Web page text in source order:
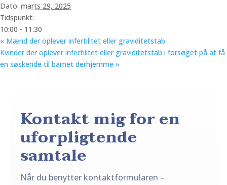
Dato: marts 29, 2025
Tidspunkt:
10:00 - 11:30
« Mænd der oplever infertilitet eller graviditetstab
Kvinder der oplever infertilitet eller graviditetstab i forsøget på at få
en søskende til barnet derhjemme »
Kontakt mig for en
uforpligtende
samtale
Når du benytter kontaktformularen –